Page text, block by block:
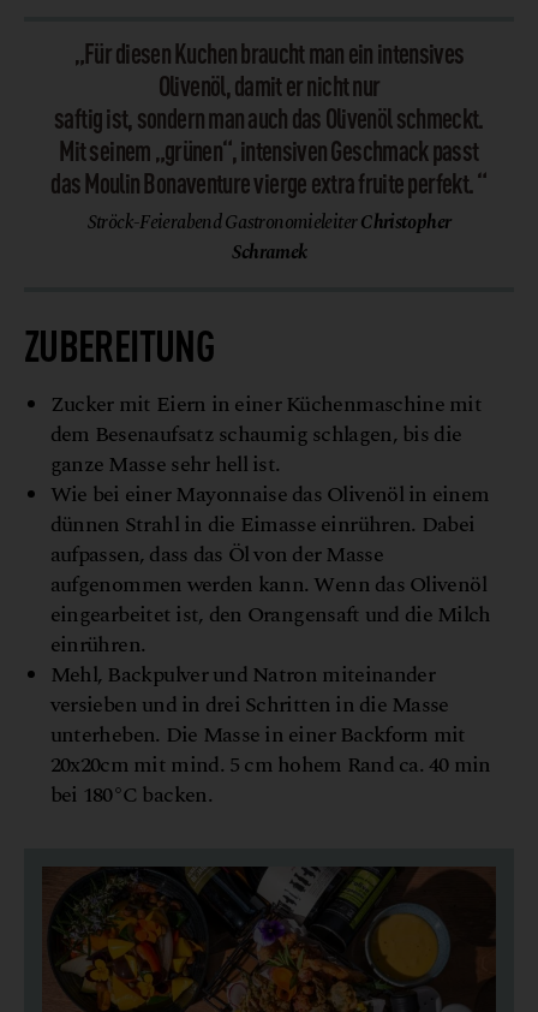
„Für diesen Kuchen braucht man ein intensives
Olivenöl, damit er nicht nur
saftig ist, sondern man auch das Olivenöl schmeckt.
Mit seinem „grünen“, intensiven Geschmack passt
das Moulin Bonaventure vierge extra fruite perfekt. “
Ströck-Feierabend GastronomieleiterChristopher
Schramek
ZUBEREITUNG
Zucker mit Eiern in einer Küchenmaschine mit
dem Besenaufsatz schaumig schlagen, bis die
ganze Masse sehr hell ist.
Wie bei einer Mayonnaise das Olivenöl in einem
dünnen Strahl in die Eimasse einrühren. Dabei
aufpassen, dass das Öl von der Masse
aufgenommen werden kann. Wenn das Olivenöl
eingearbeitet ist, den Orangensaft und die Milch
einrühren.
Mehl, Backpulver und Natron miteinander
versieben und in drei Schritten in die Masse
unterheben. Die Masse in einer Backform mit
20x20cm mit mind. 5 cm hohem Rand ca. 40 min
bei 180°C backen.